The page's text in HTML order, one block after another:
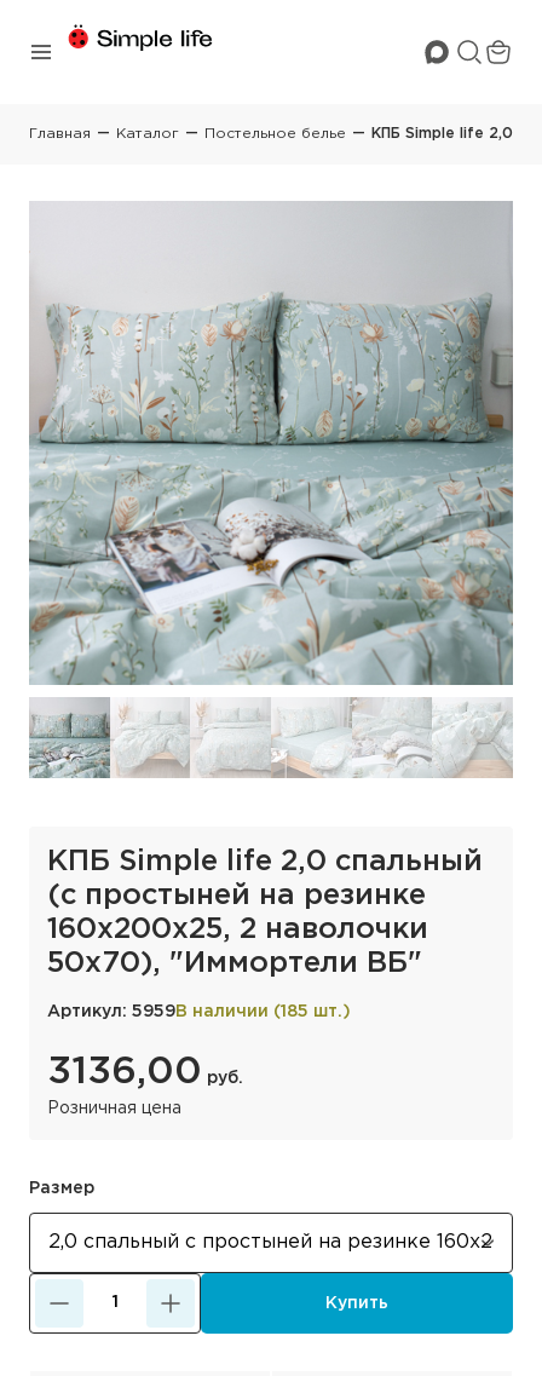
Главная Каталог Постельное белье КПБ Simple life 2,0
КПБ Simple life 2,0 спальный
(с простыней на резинке
160х200х25, 2 наволочки
50х70), "Иммортели ВБ"
Артикул: 5959В наличии (185 шт.)
3136,00 руб.
Розничная цена
Размер
Купить